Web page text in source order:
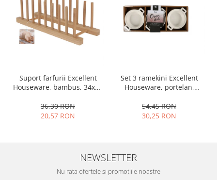
Suport farfurii Excellent
Houseware, bambus, 34x12
36,30 RON
20,57 RON
Set 3 ramekini Excellent
Houseware, portelan,
54,45 RON
30,25 RON
NEWSLETTER
Nu rata ofertele si promotiile noastre